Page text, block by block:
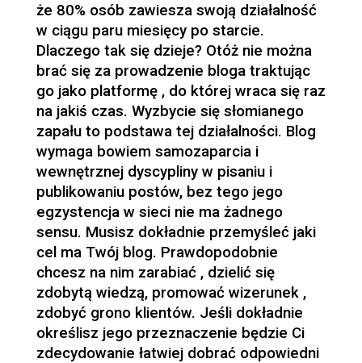
że 80% osób zawiesza swoją działalność
w ciągu paru miesięcy po starcie.
Dlaczego tak się dzieje? Otóż nie można
brać się za prowadzenie bloga traktując
go jako platformę , do której wraca się raz
na jakiś czas. Wyzbycie się słomianego
zapału to podstawa tej działalności. Blog
wymaga bowiem samozaparcia i
wewnętrznej dyscypliny w pisaniu i
publikowaniu postów, bez tego jego
egzystencja w sieci nie ma żadnego
sensu. Musisz dokładnie przemyśleć jaki
cel ma Twój blog. Prawdopodobnie
chcesz na nim zarabiać , dzielić się
zdobytą wiedzą, promować wizerunek ,
zdobyć grono klientów. Jeśli dokładnie
określisz jego przeznaczenie będzie Ci
zdecydowanie łatwiej dobrać odpowiedni